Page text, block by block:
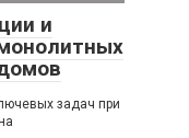
и
задач при